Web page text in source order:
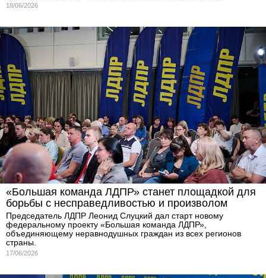
18/06/2026
«Большая команда ЛДПР» станет площадкой для
борьбы с несправедливостью и произволом
Председатель ЛДПР Леонид Слуцкий дал старт новому
федеральному проекту «Большая команда ЛДПР»,
объединяющему неравнодушных граждан из всех регионов
страны.
17/06/2026